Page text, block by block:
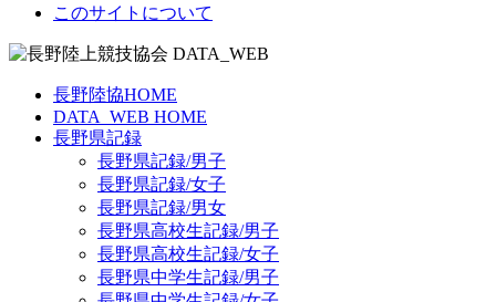
このサイトについて
長野陸協HOME
DATA_WEB HOME
長野県記録
長野県記録/男子
長野県記録/女子
長野県記録/男女
長野県高校生記録/男子
長野県高校生記録/女子
長野県中学生記録/男子